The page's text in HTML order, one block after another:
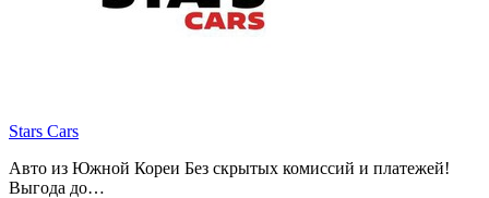
Stars Cars
Авто из Южной Кореи Без скрытых комиссий и платежей!
Выгода до…